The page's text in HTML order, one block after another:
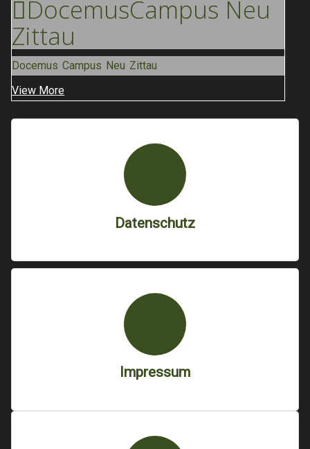
DocemusCampus Neu
Zittau
Docemus Campus Neu Zittau
View More
Datenschutz
Impressum